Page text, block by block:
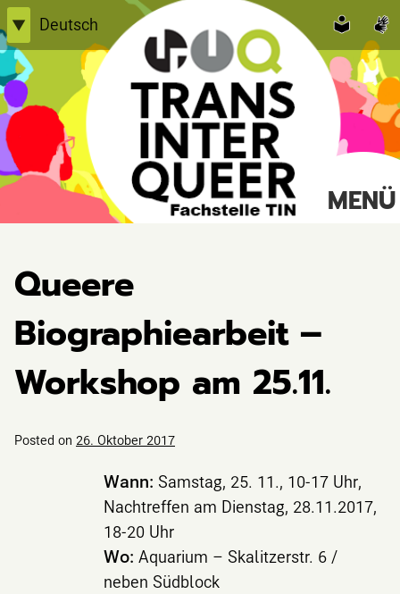
Skip
to
content
▼
Deutsch
English
Einfache Sprache
TransInterQueer e.V.
Suche
MENÜ
Queere
Biographiearbeit –
Workshop am 25.11.
Posted on 26. Oktober 2017
Wann: Samstag, 25. 11., 10-17 Uhr,
Nachtreffen am Dienstag, 28.11.2017,
18-20 Uhr
Wo: Aquarium – Skalitzerstr. 6 /
neben Südblock